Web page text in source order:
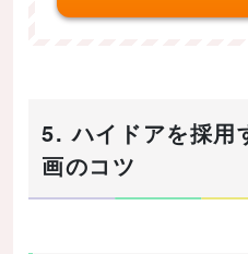
5. ハイドアを採用
画のコツ